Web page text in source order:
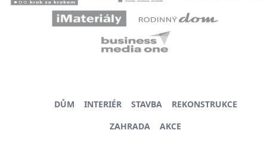
DŮM INTERIÉR STAVBA
REKONSTRUKCE
ZAHRADA
AKCE